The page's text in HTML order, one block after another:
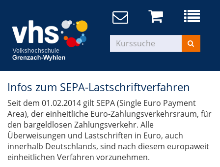
Infos zum SEPA-Lastschriftverfahren
Seit dem 01.02.2014 gilt SEPA (Single Euro Payment
Area), der einheitliche Euro-Zahlungsverkehrsraum, für
den bargeldlosen Zahlungsverkehr. Alle
Überweisungen und Lastschriften in Euro, auch
innerhalb Deutschlands, sind nach diesem europaweit
einheitlichen Verfahren vorzunehmen.